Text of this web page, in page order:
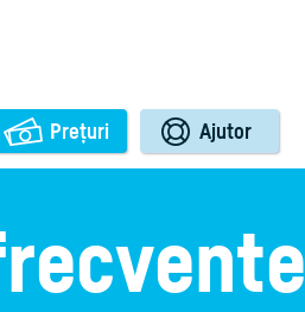
Prețuri Ajutor